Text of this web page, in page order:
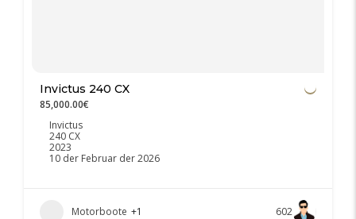
Invictus 240 CX
85,000.00€
Invictus
240 CX
2023
10 der Februar der 2026
Motorboote +1 602